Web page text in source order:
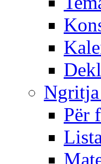
Ngritja
Për